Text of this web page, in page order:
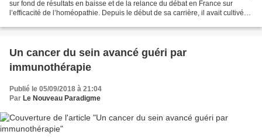
sur fond de résultats en baisse et de la relance du débat en France sur
l’efficacité de l’homéopathie. Depuis le début de sa carrière, il avait cultivé
Un cancer du sein avancé guéri par
immunothérapie
Publié le 05/09/2018 à 21:04
Par Le Nouveau Paradigme